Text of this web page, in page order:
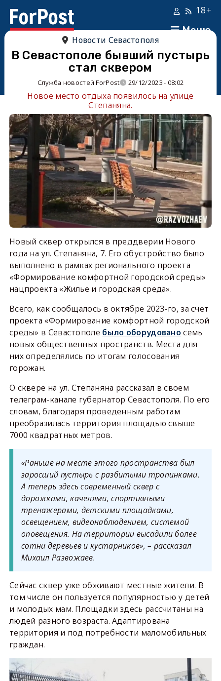
Меню
18+
Новости Севастополя
В Севастополе бывший пустырь
стал сквером
Служба новостей ForPost 29/12/2023 - 08:02
Новое место отдыха появилось на улице
Степаняна.
Новый сквер открылся в преддверии Нового
года на ул. Степаняна, 7. Его обустройство было
выполнено в рамках регионального проекта
«Формирование комфортной городской среды»
нацпроекта «Жилье и городская среда».
Всего, как сообщалось в октябре 2023-го, за счет
проекта «Формирование комфортной городской
среды» в Севастополе было оборудовано семь
новых общественных пространств. Места для
них определялись по итогам голосования
горожан.
О сквере на ул. Степаняна рассказал в своем
телеграм-канале губернатор Севастополя. По его
словам, благодаря проведенным работам
преобразилась территория площадью свыше
7000 квадратных метров.
«Раньше на месте этого пространства был
заросший пустырь с разбитыми тропинками.
А теперь здесь современный сквер с
дорожками, качелями, спортивными
тренажерами, детскими площадками,
освещением, видеонаблюдением, системой
оповещения. На территории высадили более
сотни деревьев и кустарников», – рассказал
Михаил Развожаев.
Сейчас сквер уже обживают местные жители. В
том числе он пользуется популярностью у детей
и молодых мам. Площадки здесь рассчитаны на
людей разного возраста. Адаптирована
территория и под потребности маломобильных
граждан.